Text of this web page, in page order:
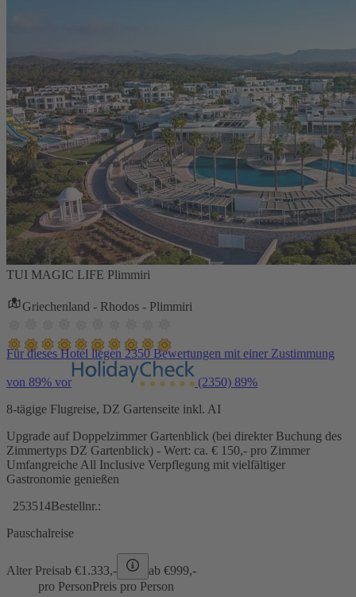
TUI MAGIC LIFE Plimmiri
Griechenland - Rhodos - Plimmiri
Für dieses Hotel liegen 2350 Bewertungen mit einer Zustimmung
von 89% vor (2350) 89%
8-tägige Flugreise, DZ Gartenseite inkl. AI
Upgrade auf Doppelzimmer Gartenblick (bei direkter Buchung des
Zimmertyps DZ Gartenblick) - Wert: ca. € 150,- pro Zimmer
Umfangreiche All Inclusive Verpflegung mit vielfältiger
Gastronomie genießen
253514Bestellnr.:
Pauschalreise
Alter Preisab €1.333,- ab €999,-
pro PersonPreis pro Person